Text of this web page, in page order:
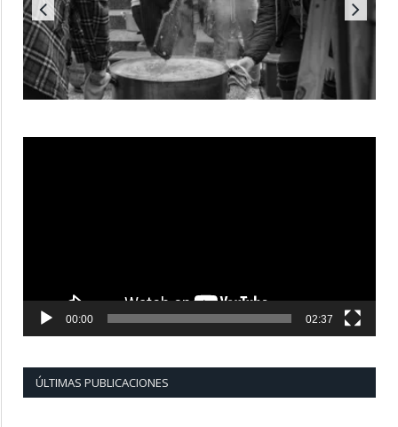
00:00 02:37
ÚLTIMAS PUBLICACIONES